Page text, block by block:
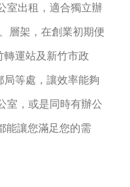
室出租，適合獨立辦
層架，在創業初期便
運站及新竹市政
等處，讓效率能夠
室，或是同時有辦公
能讓您滿足您的需